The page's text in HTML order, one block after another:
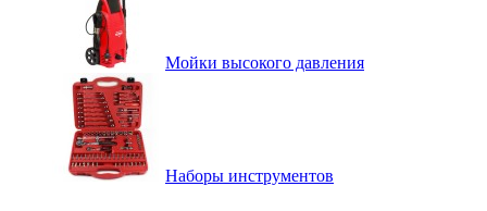
Мойки высокого давления
Наборы инструментов